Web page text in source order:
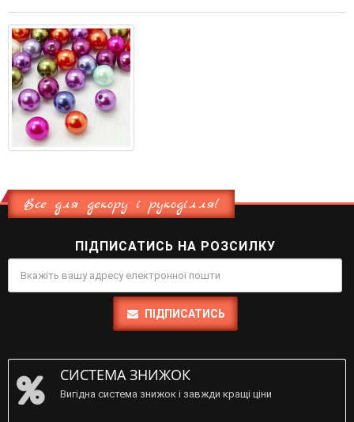
Все для декору і рукоділля!
ПІДПИСАТИСЬ НА РОЗСИЛКУ
ПІДПИСАТИСЬ
СИСТЕМА ЗНИЖОК
Вигідна система знижок і завжди кращі ціни